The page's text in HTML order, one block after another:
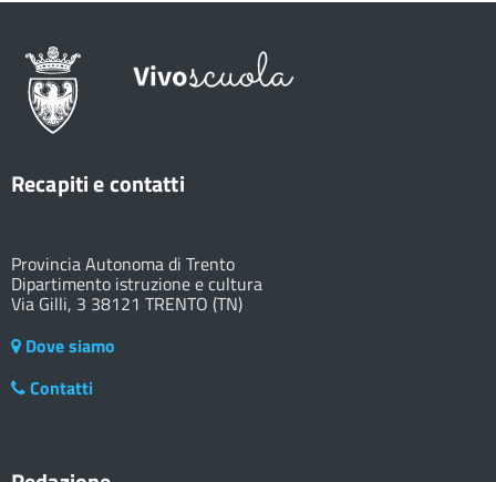
Recapiti e contatti
Provincia Autonoma di Trento
Dipartimento istruzione e cultura
Via Gilli, 3 38121 TRENTO (TN)
Dove siamo
Contatti